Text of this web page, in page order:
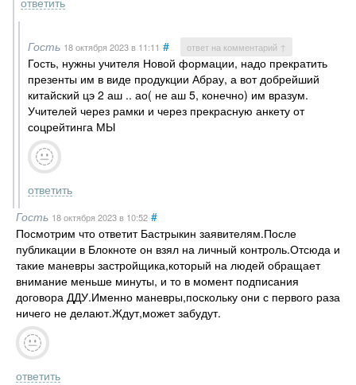
Гость 18 октября 2023в 11:11 # ответ на комментарий ↑
Гость, нужны учителя Новой формации, надо прекратить
презенты им в виде продукции Абрау, а вот добрейший
китайский цэ 2 аш .. ао( не аш 5, конечно) им вразум.
Учителей через рамки и через прекрасную анкету от
соцрейтинга МЫ
ответить
Гость 18 октября 2023в 10:52 #
Посмотрим что ответит Бастрыкин заявителям.После
публикации в Блокноте он взял на личный контроль.Отсюда и
такие маневры застройщика,который на людей обращает
внимание меньше минуты, и то в момент подписания
договора ДДУ.Именно маневры,поскольку они с первого раза
ничего не делают.Ждут,может забудут.
ответить